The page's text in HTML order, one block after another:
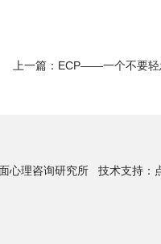
上一篇： ECP——一个不要轻
心理咨询研究所 技术支持：